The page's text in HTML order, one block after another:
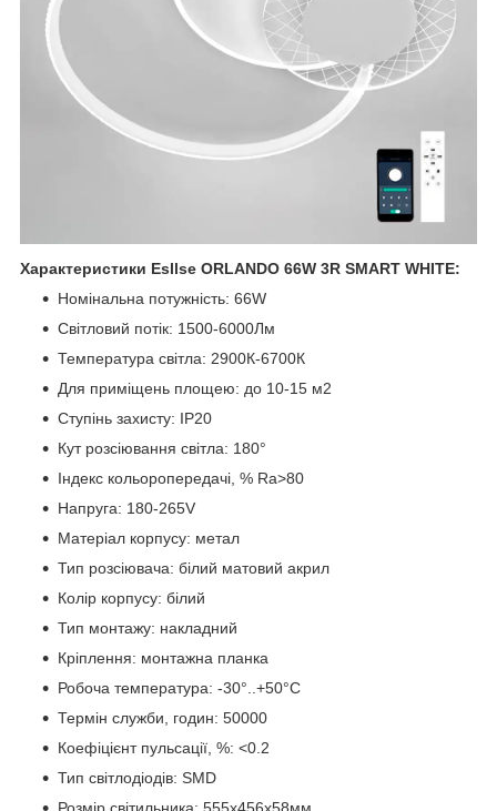
Характеристики Esllse ORLANDO 66W 3R SMART WHITE:
Номінальна потужність: 66W
Світловий потік: 1500-6000Лм
Температура світла: 2900К-6700К
Для приміщень площею: до 10-15 м2
Ступінь захисту: IP20
Кут розсіювання світла: 180°
Індекс кольоропередачі, % Ra>80
Напруга: 180-265V
Матеріал корпусу: метал
Тип розсіювача: білий матовий акрил
Колір корпусу: бiлий
Тип монтажу: накладний
Кріплення: монтажна планка
Робоча температура: -30°..+50°C
Термін служби, годин: 50000
Коефіцієнт пульсації, %: <0.2
Тип світлодіодів: SMD
Розмір світильника: 555x456x58мм